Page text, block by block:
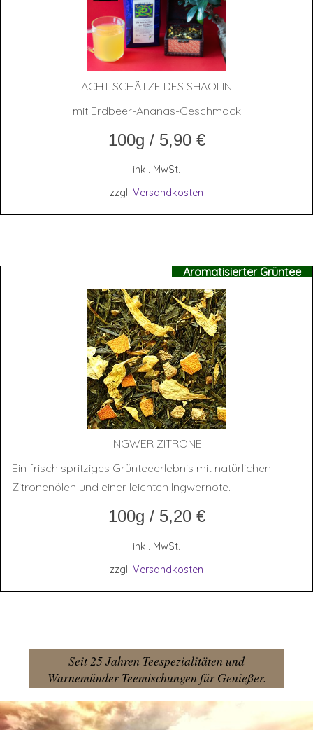
ACHT SCHÄT­ZE DES SHAOLIN
mit Erdbeer-Ananas-Geschmack
100g / 5,90 €
inkl. MwSt.
zzgl. Versandkosten
Aromatisierter Grüntee
ING­WER ZITRONE
Ein frisch spritziges Grünteeerlebnis mit natürlichen
Zitronenölen und einer leichten Ingwernote.
100g / 5,20 €
inkl. MwSt.
zzgl. Versandkosten
Seit 25 Jahren Teespezialitäten und
Warnemünder Teemischungen für Genießer.